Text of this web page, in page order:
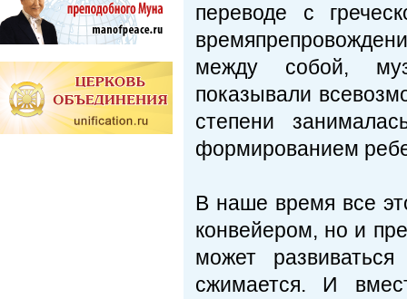
переводе с
между собой,
показывали
степени
формированием
В наше время все
конвейером, но и
может
сжимается. И